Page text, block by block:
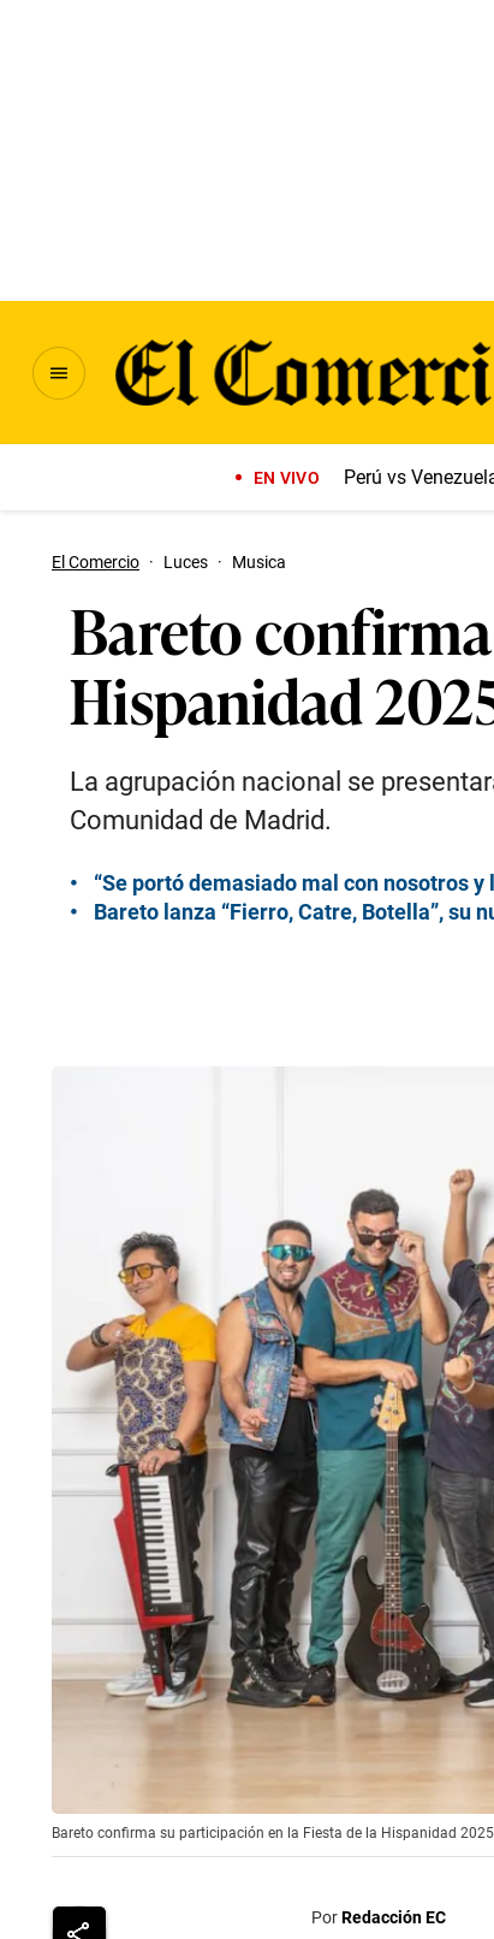
EN VIVO Perú vs
El Comercio · Luces · Musica
Bareto
Hispanidad
La agrupación nacional se
Comunidad de Madrid.
“Se portó demasiado mal con nosotros
Bareto lanza “Fierro, Catre, Botella”, su
Bareto confirma su participación en la Fiesta de la Hispanidad
PorRedacción EC